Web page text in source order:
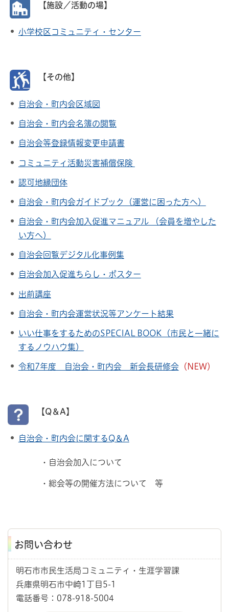
【施設／活動の場】
小学校区コミュニティ・センター
【その他】
自治会・町内会区域図
自治会・町内会名簿の閲覧
自治会等登録情報変更申請書
コミュニティ活動災害補償保険
認可地縁団体
自治会・町内会ガイドブック（運営に困った方へ）
自治会・町内会加入促進マニュアル （会員を増やした
い方へ）
自治会回覧デジタル化事例集
自治会加入促進ちらし・ポスター
出前講座
自治会・町内会運営状況等アンケート結果
いい仕事をするためのSPECIAL BOOK（市民と一緒に
するノウハウ集）
令和7年度 自治会・町内会 新会長研修会（NEW）
【Q＆A】
自治会・町内会に関するQ＆A
・自治会加入について
・総会等の開催方法について 等
お問い合わせ
明石市市民生活局コミュニティ・生涯学習課
兵庫県明石市中崎1丁目5-1
電話番号：078-918-5004